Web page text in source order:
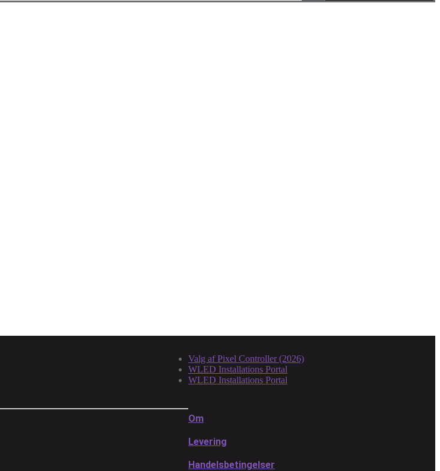
Valg af Pixel Controller (2026)
WLED Installations Portal
WLED Installations Portal
Om
Levering
Handelsbetingelser